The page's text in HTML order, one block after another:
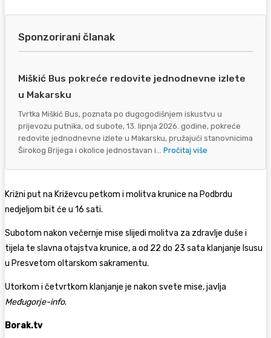
Sponzorirani članak
Miškić Bus pokreće redovite jednodnevne izlete
u Makarsku
Tvrtka Miškić Bus, poznata po dugogodišnjem iskustvu u
prijevozu putnika, od subote, 13. lipnja 2026. godine, pokreće
redovite jednodnevne izlete u Makarsku, pružajući stanovnicima
Širokog Brijega i okolice jednostavan i... Pročitaj više
Križni put na Križevcu petkom i molitva krunice na Podbrdu
nedjeljom bit će u 16 sati.
Subotom nakon večernje mise slijedi molitva za zdravlje duše i
tijela te slavna otajstva krunice, a od 22 do 23 sata klanjanje Isusu
u Presvetom oltarskom sakramentu.
Utorkom i četvrtkom klanjanje je nakon svete mise, javlja
Međugorje-info.
Borak.tv